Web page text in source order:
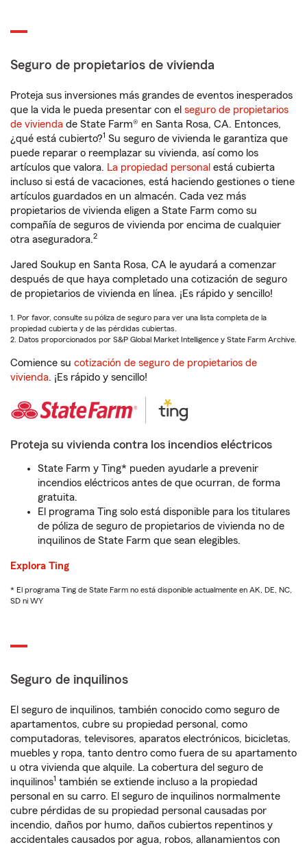
Seguro de propietarios de vivienda
Proteja sus inversiones más grandes de eventos inesperados
que la vida le pueda presentar con el seguro de propietarios
de vivienda de State Farm® en Santa Rosa, CA. Entonces,
¿qué está cubierto?1 Su seguro de vivienda le garantiza que
puede reparar o reemplazar su vivienda, así como los
artículos que valora. La propiedad personal está cubierta
incluso si está de vacaciones, está haciendo gestiones o tiene
artículos guardados en un almacén. Cada vez más
propietarios de vivienda eligen a State Farm como su
compañía de seguros de vivienda por encima de cualquier
otra aseguradora.2
Jared Soukup en Santa Rosa, CA le ayudará a comenzar
después de que haya completado una cotización de seguro
de propietarios de vivienda en línea. ¡Es rápido y sencillo!
1. Por favor, consulte su póliza de seguro para ver una lista completa de la
propiedad cubierta y de las pérdidas cubiertas.
2. Datos proporcionados por S&P Global Market Intelligence y State Farm Archive.
Comience su cotización de seguro de propietarios de
vivienda. ¡Es rápido y sencillo!
Proteja su vivienda contra los incendios eléctricos
State Farm y Ting* pueden ayudarle a prevenir
incendios eléctricos antes de que ocurran, de forma
gratuita.
El programa Ting solo está disponible para los titulares
de póliza de seguro de propietarios de vivienda no de
inquilinos de State Farm que sean elegibles.
Explora Ting
* El programa Ting de State Farm no está disponible actualmente en AK, DE, NC,
SD ni WY
Seguro de inquilinos
El seguro de inquilinos, también conocido como seguro de
apartamentos, cubre su propiedad personal, como
computadoras, televisores, aparatos electrónicos, bicicletas,
muebles y ropa, tanto dentro como fuera de su apartamento
u otra vivienda que alquile. La cobertura del seguro de
inquilinos1 también se extiende incluso a la propiedad
personal en su carro. El seguro de inquilinos normalmente
cubre pérdidas de su propiedad personal causadas por
incendio, daños por humo, daños cubiertos repentinos y
accidentales causados por agua, robos, allanamientos con